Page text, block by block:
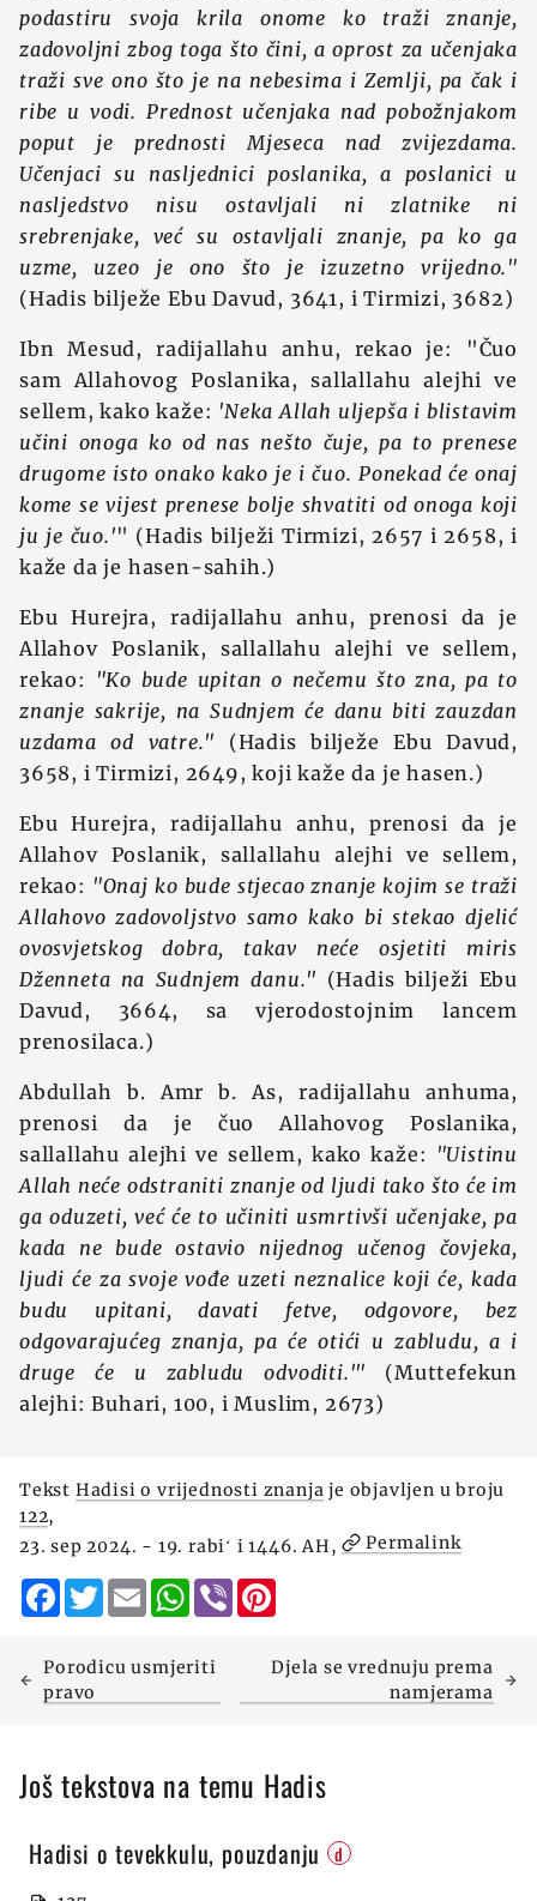
podastiru svoja krila onome ko traži znanje,
zadovoljni zbog toga što čini, a oprost za učenjaka
traži sve ono što je na nebesima i Zemlji, pa čak i
ribe u vodi. Prednost učenjaka nad pobožnjakom
poput je prednosti Mjeseca nad zvijezdama.
Učenjaci su nasljednici poslanika, a poslanici u
nasljedstvo nisu ostavljali ni zlatnike ni
srebrenjake, već su ostavljali znanje, pa ko ga
uzme, uzeo je ono što je izuzetno vrijedno."
(Hadis bilježe Ebu Davud, 3641, i Tirmizi, 3682)
Ibn Mesud, radijallahu anhu, rekao je: "Čuo
sam Allahovog Poslanika, sallallahu alejhi ve
sellem, kako kaže: 'Neka Allah uljepša i blistavim
učini onoga ko od nas nešto čuje, pa to prenese
drugome isto onako kako je i čuo. Ponekad će onaj
kome se vijest prenese bolje shvatiti od onoga koji
ju je čuo.'" (Hadis bilježi Tirmizi, 2657 i 2658, i
kaže da je hasen-sahih.)
Ebu Hurejra, radijallahu anhu, prenosi da je
Allahov Poslanik, sallallahu alejhi ve sellem,
rekao:
"Ko bude upitan o nečemu što zna, pa to
znanje sakrije, na Sudnjem će danu biti zauzdan
uzdama od vatre." (Hadis bilježe Ebu Davud,
3658, i Tirmizi, 2649, koji kaže da je hasen.)
Ebu Hurejra, radijallahu anhu, prenosi da je
Allahov Poslanik, sallallahu alejhi ve sellem,
rekao: "Onaj ko bude stjecao znanje kojim se traži
Allahovo zadovoljstvo samo kako bi stekao djelić
ovosvjetskog dobra, takav neće osjetiti miris
Dženneta na Sudnjem danu." (Hadis bilježi Ebu
Davud, 3664, sa vjerodostojnim lancem
prenosilaca.)
Abdullah b. Amr b. As, radijallahu anhuma,
prenosi da je čuo Allahovog Poslanika,
sallallahu alejhi ve sellem, kako kaže: "Uistinu
Allah neće odstraniti znanje od ljudi tako što će im
ga oduzeti, već će to učiniti usmrtivši učenjake, pa
kada ne bude ostavio nijednog učenog čovjeka,
ljudi će za svoje vođe uzeti neznalice koji će, kada
budu upitani, davati fetve, odgovore, bez
odgovarajućeg znanja, pa će otići u zabludu, a i
druge će u zabludu odvoditi.'" (Muttefekun
alejhi: Buhari, 100, i Muslim, 2673)
Tekst Hadisi o vrijednosti znanja je objavljen u broju
122,
23. sep 2024. - 19. rabiʻ i 1446. AH,
Permalink
Facebook
TwitterEmailWhatsApp
Viber
Porodicu usmjeriti
pravo
Djela se vrednuju prema
namjerama
Još tekstova na temu Hadis
Hadisi o tevekkulu, pouzdanju d